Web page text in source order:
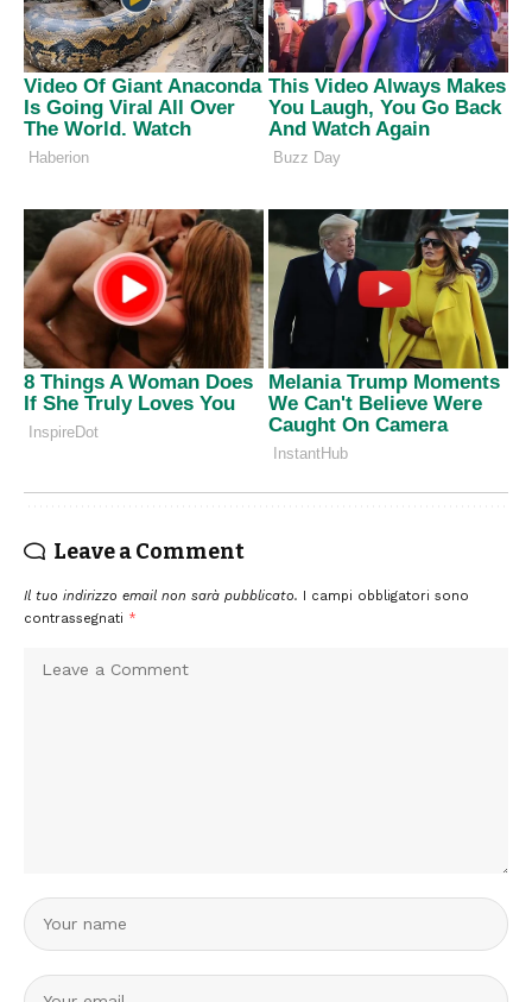
Leave a Comment
Il tuo indirizzo email non sarà pubblicato.
I campi obbligatori sono
contrassegnati *